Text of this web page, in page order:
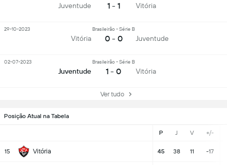
Posição Atual na Tabela
P J V +/-
15 Vitória 45 38 11 -17
Juventude 1 - 1 Vitória
Vitória
Brasileirão - Série B
0 - 0 Juventude
29-10-2023
Juventude
Brasileirão - Série B
1 - 0 Vitória
02-07-2023
Ver tudo